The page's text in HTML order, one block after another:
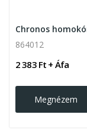
864012
2 383 Ft + Áfa
Megnézem